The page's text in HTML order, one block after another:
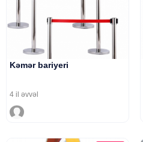
Kəmər bariyeri
4 il əvvəl